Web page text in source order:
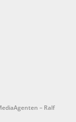
– Ralf